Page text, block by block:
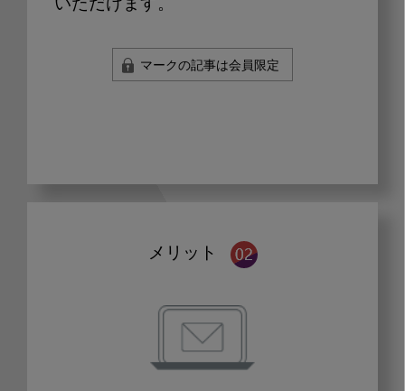
いただけます。
マークの記事は会員限定
メリット